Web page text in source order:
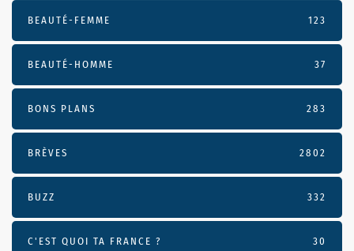
BEAUTÉ-FEMME 123
BEAUTÉ-HOMME 37
BONS PLANS 283
BRÈVES 2802
BUZZ 332
C'EST QUOI TA FRANCE ? 30